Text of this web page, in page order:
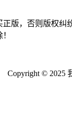
版，否则版权纠
Copyright © 2025